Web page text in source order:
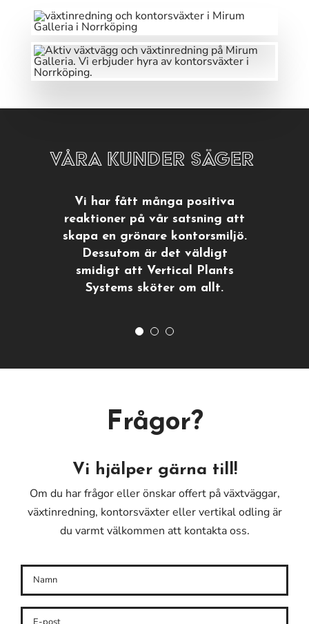
VÅRA KUNDER SÄGER
Vi har fått många positiva
reaktioner på vår satsning att
skapa en grönare kontorsmiljö.
Dessutom är det väldigt
smidigt att Vertical Plants
Systems sköter om allt.
Vertical Plants har förutom att
bidra till en ökad trivsel bland
våra medarbetare även gett
oss flexibla lösningar som
naturliga rumsavdelare i vårt
öppna kontorslandskap.
Vårt företag har alltid jobbat
med en stark miljöprofil. Därför
känns det extra
tillfredställande att vi även i
utformningen av våra lokaler
kan använda innovativa
Frågor?
Vi hjälper gärna till!
Om du har frågor eller önskar offert på växtväggar,
växtinredning, kontorsväxter eller vertikal odling är
du varmt välkommen att kontakta oss.